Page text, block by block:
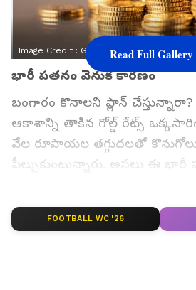
Image Credit : Getty
భారీ పతనం వెనుక కారణం
బంగారం కొనాలని ప్లాన్ చేస్తున్నారా?
ఆకాశాన్ని తాకిన గోల్డ్ రేట్స్
వేల రూపాయల తగ్గుదలతో
పీల్చుకుంటున్నారు. అసలు ఈ భారీ
ధరలు ఎంత ఉన్నాయి?
Read Full Gallery
FOOTBALL WC '26